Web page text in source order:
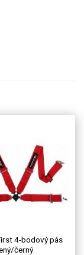
4-bodový pás
černý